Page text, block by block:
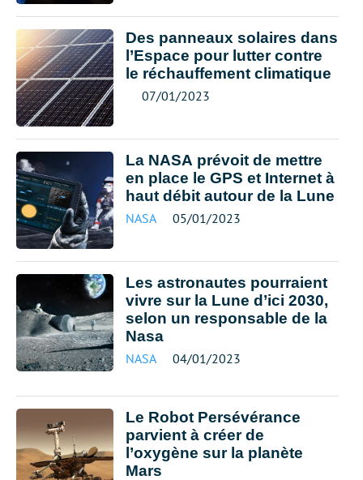
Des panneaux solaires dans
l’Espace pour lutter contre
le réchauffement climatique
07/01/2023
La NASA prévoit de mettre
en place le GPS et Internet à
haut débit autour de la Lune
NASA 05/01/2023
Les astronautes pourraient
vivre sur la Lune d’ici 2030,
selon un responsable de la
Nasa
NASA 04/01/2023
Le Robot Persévérance
parvient à créer de
l’oxygène sur la planète
Mars